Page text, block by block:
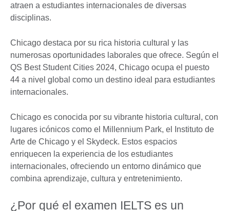
atraen a estudiantes internacionales de diversas
disciplinas.
Chicago destaca por su rica historia cultural y las
numerosas oportunidades laborales que ofrece. Según el
QS Best Student Cities 2024, Chicago ocupa el puesto
44 a nivel global como un destino ideal para estudiantes
internacionales.
Chicago es conocida por su vibrante historia cultural, con
lugares icónicos como el Millennium Park, el Instituto de
Arte de Chicago y el Skydeck. Estos espacios
enriquecen la experiencia de los estudiantes
internacionales, ofreciendo un entorno dinámico que
combina aprendizaje, cultura y entretenimiento.
¿Por qué el examen IELTS es un